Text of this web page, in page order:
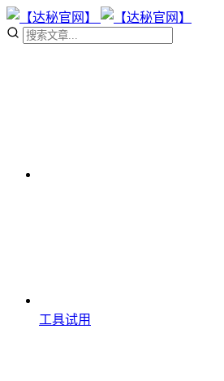
工具试用